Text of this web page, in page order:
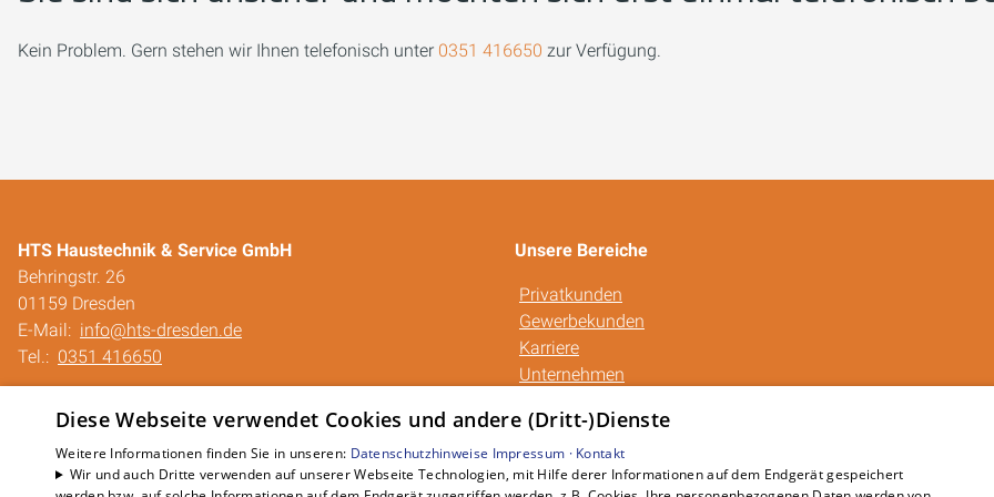
Kein Problem. Gern stehen wir Ihnen telefonisch unter 0351 416650 zur Verfügung.
HTS Haustechnik & Service GmbH
Behringstr. 26
01159 Dresden
E-Mail: info@hts-dresden.de
Tel.: 0351 416650
Barrierefreiheitserklärung
Datenschutzerklärung
AGB
Unsere Bereiche
Privatkunden
Gewerbekunden
Karriere
Unternehmen
Diese Webseite verwendet Cookies und andere (Dritt-)Dienste
Weitere Informationen finden Sie in unseren: Datenschutzhinweise Impressum · Kontakt
Wir und auch Dritte verwenden auf unserer Webseite Technologien, mit Hilfe derer Informationen auf dem Endgerät gespeichert